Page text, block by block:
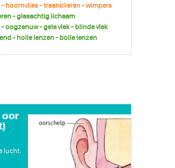
hoornvlies - traanklieren - wimpers
- glasachtig lichaam
oogzenuw - gele vlek - blinde vlek
- holle lenzen - bolle lenzen
oor
lucht.